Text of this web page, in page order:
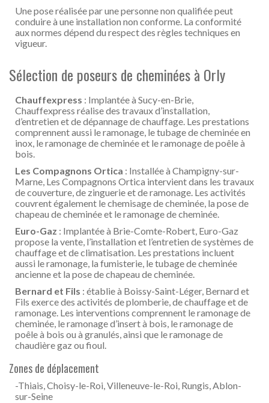
Une pose réalisée par une personne non qualifiée peut
conduire à une installation non conforme. La conformité
aux normes dépend du respect des règles techniques en
vigueur.
Sélection de poseurs de cheminées à Orly
Chauffexpress : Implantée à Sucy-en-Brie,
Chauffexpress réalise des travaux d’installation,
d’entretien et de dépannage de chauffage. Les prestations
comprennent aussi le ramonage, le tubage de cheminée en
inox, le ramonage de cheminée et le ramonage de poêle à
bois.
Les Compagnons Ortica : Installée à Champigny-sur-
Marne, Les Compagnons Ortica intervient dans les travaux
de couverture, de zinguerie et de ramonage. Les activités
couvrent également le chemisage de cheminée, la pose de
chapeau de cheminée et le ramonage de cheminée.
Euro-Gaz : Implantée à Brie-Comte-Robert, Euro-Gaz
propose la vente, l’installation et l’entretien de systèmes de
chauffage et de climatisation. Les prestations incluent
aussi le ramonage, la fumisterie, le tubage de cheminée
ancienne et la pose de chapeau de cheminée.
Bernard et Fils : établie à Boissy-Saint-Léger, Bernard et
Fils exerce des activités de plomberie, de chauffage et de
ramonage. Les interventions comprennent le ramonage de
cheminée, le ramonage d’insert à bois, le ramonage de
poêle à bois ou à granulés, ainsi que le ramonage de
chaudière gaz ou fioul.
Zones de déplacement
-Thiais, Choisy-le-Roi, Villeneuve-le-Roi, Rungis, Ablon-
sur-Seine